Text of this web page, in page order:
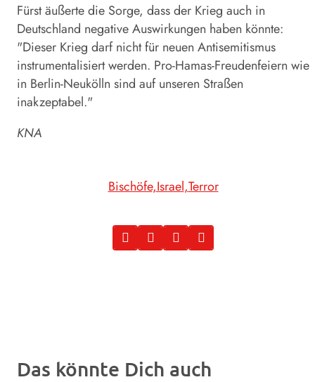
Fürst äußerte die Sorge, dass der Krieg auch in
Deutschland negative Auswirkungen haben könnte:
"Dieser Krieg darf nicht für neuen Antisemitismus
instrumentalisiert werden. Pro-Hamas-Freudenfeiern wie
in Berlin-Neukölln sind auf unseren Straßen
inakzeptabel."
KNA
Bischöfe Israel Terror
Das könnte Dich auch